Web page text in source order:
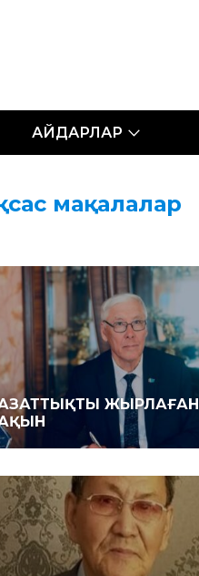
АЙДАРЛАР
мақалалар
ЖЫРЛАҒАН